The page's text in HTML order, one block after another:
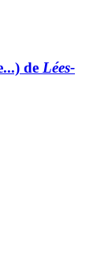
de Lées-